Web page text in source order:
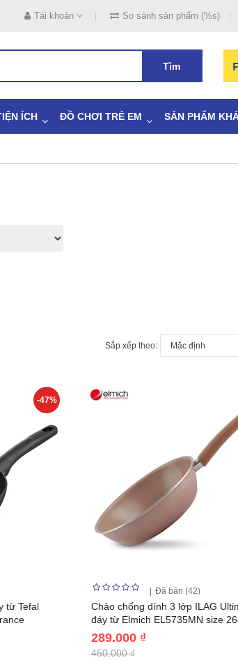
Tài khoản So sánh sản phẩm (%s)
Tìm
ÍCH ĐỒ CHƠI TRẺ EM SẢN PHẨM
Sắp xếp theo:
-47%
từ Tefal
Đã bán (42)
Chảo chống dính 3 lớp ILAG
đáy từ Elmich EL5735MN size
289.000 ₫
450.000 ₫